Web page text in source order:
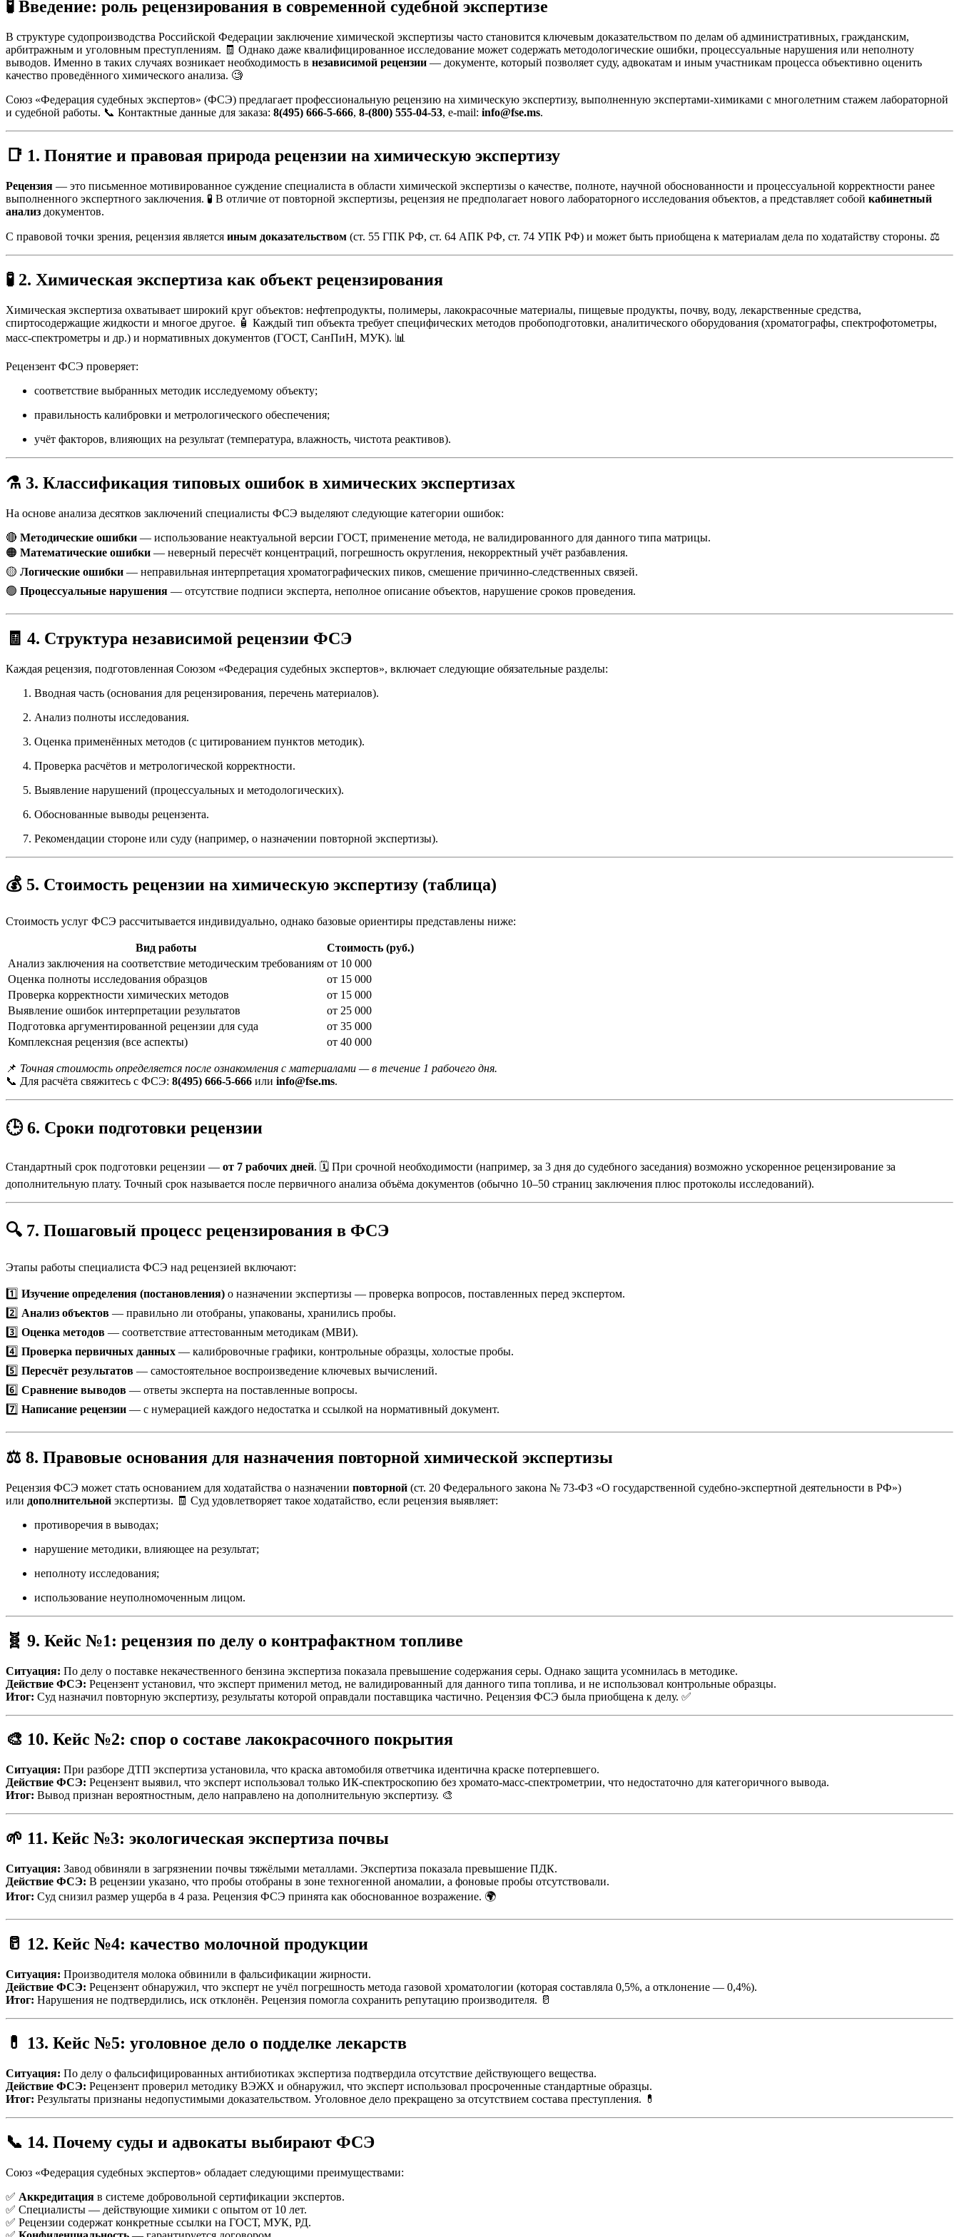
🧪 Введение: роль рецензирования в современной судебной экспертизе
В структуре судопроизводства Российской Федерации заключение химической экспертизы часто становится ключевым доказательством по делам об административных, гражданским,
арбитражным и уголовным преступлениям. 🧾 Однако даже квалифицированное исследование может содержать методологические ошибки, процессуальные нарушения или неполноту
выводов. Именно в таких случаях возникает необходимость в независимой рецензии — документе, который позволяет суду, адвокатам и иным участникам процесса объективно оценить
качество проведённого химического анализа. 🧐
Союз «Федерация судебных экспертов» (ФСЭ) предлагает профессиональную рецензию на химическую экспертизу, выполненную экспертами-химиками с многолетним стажем лабораторной
и судебной работы. 📞 Контактные данные для заказа: 8(495) 666-5-666, 8-(800) 555-04-53, e-mail: info@fse.ms.
📑 1. Понятие и правовая природа рецензии на химическую экспертизу
Рецензия — это письменное мотивированное суждение специалиста в области химической экспертизы о качестве, полноте, научной обоснованности и процессуальной корректности ранее
выполненного экспертного заключения. 🧪 В отличие от повторной экспертизы, рецензия не предполагает нового лабораторного исследования объектов, а представляет собой кабинетный
анализ документов.
С правовой точки зрения, рецензия является иным доказательством (ст. 55 ГПК РФ, ст. 64 АПК РФ, ст. 74 УПК РФ) и может быть приобщена к материалам дела по ходатайству стороны. ⚖️
🧪 2. Химическая экспертиза как объект рецензирования
Химическая экспертиза охватывает широкий круг объектов: нефтепродукты, полимеры, лакокрасочные материалы, пищевые продукты, почву, воду, лекарственные средства,
спиртосодержащие жидкости и многое другое. 🧴 Каждый тип объекта требует специфических методов пробоподготовки, аналитического оборудования (хроматографы, спектрофотометры,
масс-спектрометры и др.) и нормативных документов (ГОСТ, СанПиН, МУК). 📊
Рецензент ФСЭ проверяет:
соответствие выбранных методик исследуемому объекту;
правильность калибровки и метрологического обеспечения;
учёт факторов, влияющих на результат (температура, влажность, чистота реактивов).
⚗️ 3. Классификация типовых ошибок в химических экспертизах
На основе анализа десятков заключений специалисты ФСЭ выделяют следующие категории ошибок:
🔴 Методические ошибки — использование неактуальной версии ГОСТ, применение метода, не валидированного для данного типа матрицы.
🟠 Математические ошибки — неверный пересчёт концентраций, погрешность округления, некорректный учёт разбавления.
🟡 Логические ошибки — неправильная интерпретация хроматографических пиков, смешение причинно-следственных связей.
🟢 Процессуальные нарушения — отсутствие подписи эксперта, неполное описание объектов, нарушение сроков проведения.
🧾 4. Структура независимой рецензии ФСЭ
Каждая рецензия, подготовленная Союзом «Федерация судебных экспертов», включает следующие обязательные разделы:
Вводная часть (основания для рецензирования, перечень материалов).
Анализ полноты исследования.
Оценка применённых методов (с цитированием пунктов методик).
Проверка расчётов и метрологической корректности.
Выявление нарушений (процессуальных и методологических).
Обоснованные выводы рецензента.
Рекомендации стороне или суду (например, о назначении повторной экспертизы).
💰 5. Стоимость рецензии на химическую экспертизу (таблица)
Стоимость услуг ФСЭ рассчитывается индивидуально, однако базовые ориентиры представлены ниже:
Вид работы
Стоимость (руб.)
Анализ заключения на соответствие методическим требованиям от 10 000
Оценка полноты исследования образцов
от 15 000
Проверка корректности химических методов
от 15 000
Выявление ошибок интерпретации результатов
от 25 000
Подготовка аргументированной рецензии для суда
от 35 000
Комплексная рецензия (все аспекты)
от 40 000
📌 Точная стоимость определяется после ознакомления с материалами — в течение 1 рабочего дня.
📞 Для расчёта свяжитесь с ФСЭ: 8(495) 666-5-666 или info@fse.ms.
🕒 6. Сроки подготовки рецензии
Стандартный срок подготовки рецензии — от 7 рабочих дней. 🗓️ При срочной необходимости (например, за 3 дня до судебного заседания) возможно ускоренное рецензирование за
дополнительную плату. Точный срок называется после первичного анализа объёма документов (обычно 10–50 страниц заключения плюс протоколы исследований).
🔍 7. Пошаговый процесс рецензирования в ФСЭ
Этапы работы специалиста ФСЭ над рецензией включают:
1️⃣ Изучение определения (постановления) о назначении экспертизы — проверка вопросов, поставленных перед экспертом.
2️⃣ Анализ объектов — правильно ли отобраны, упакованы, хранились пробы.
3️⃣ Оценка методов — соответствие аттестованным методикам (МВИ).
4️⃣ Проверка первичных данных — калибровочные графики, контрольные образцы, холостые пробы.
5️⃣ Пересчёт результатов — самостоятельное воспроизведение ключевых вычислений.
6️⃣ Сравнение выводов — ответы эксперта на поставленные вопросы.
7️⃣ Написание рецензии — с нумерацией каждого недостатка и ссылкой на нормативный документ.
⚖️ 8. Правовые основания для назначения повторной химической экспертизы
Рецензия ФСЭ может стать основанием для ходатайства о назначении повторной (ст. 20 Федерального закона № 73-ФЗ «О государственной судебно-экспертной деятельности в РФ»)
или дополнительной экспертизы. 🧾 Суд удовлетворяет такое ходатайство, если рецензия выявляет:
противоречия в выводах;
нарушение методики, влияющее на результат;
неполноту исследования;
использование неуполномоченным лицом.
🧬 9. Кейс №1: рецензия по делу о контрафактном топливе
Ситуация: По делу о поставке некачественного бензина экспертиза показала превышение содержания серы. Однако защита усомнилась в методике.
Действие ФСЭ: Рецензент установил, что эксперт применил метод, не валидированный для данного типа топлива, и не использовал контрольные образцы.
Итог: Суд назначил повторную экспертизу, результаты которой оправдали поставщика частично. Рецензия ФСЭ была приобщена к делу. ✅
🎨 10. Кейс №2: спор о составе лакокрасочного покрытия
Ситуация: При разборе ДТП экспертиза установила, что краска автомобиля ответчика идентична краске потерпевшего.
Действие ФСЭ: Рецензент выявил, что эксперт использовал только ИК-спектроскопию без хромато-масс-спектрометрии, что недостаточно для категоричного вывода.
Итог: Вывод признан вероятностным, дело направлено на дополнительную экспертизу. 🎨
🌱 11. Кейс №3: экологическая экспертиза почвы
Ситуация: Завод обвиняли в загрязнении почвы тяжёлыми металлами. Экспертиза показала превышение ПДК.
Действие ФСЭ: В рецензии указано, что пробы отобраны в зоне техногенной аномалии, а фоновые пробы отсутствовали.
Итог: Суд снизил размер ущерба в 4 раза. Рецензия ФСЭ принята как обоснованное возражение. 🌍
🥛 12. Кейс №4: качество молочной продукции
Ситуация: Производителя молока обвинили в фальсификации жирности.
Действие ФСЭ: Рецензент обнаружил, что эксперт не учёл погрешность метода газовой хроматологии (которая составляла 0,5%, а отклонение — 0,4%).
Итог: Нарушения не подтвердились, иск отклонён. Рецензия помогла сохранить репутацию производителя. 🥛
💊 13. Кейс №5: уголовное дело о подделке лекарств
Ситуация: По делу о фальсифицированных антибиотиках экспертиза подтвердила отсутствие действующего вещества.
Действие ФСЭ: Рецензент проверил методику ВЭЖХ и обнаружил, что эксперт использовал просроченные стандартные образцы.
Итог: Результаты признаны недопустимыми доказательством. Уголовное дело прекращено за отсутствием состава преступления. 💊
📞 14. Почему суды и адвокаты выбирают ФСЭ
Союз «Федерация судебных экспертов» обладает следующими преимуществами:
✅ Аккредитация в системе добровольной сертификации экспертов.
✅ Специалисты — действующие химики с опытом от 10 лет.
✅ Рецензии содержат конкретные ссылки на ГОСТ, МУК, РД.